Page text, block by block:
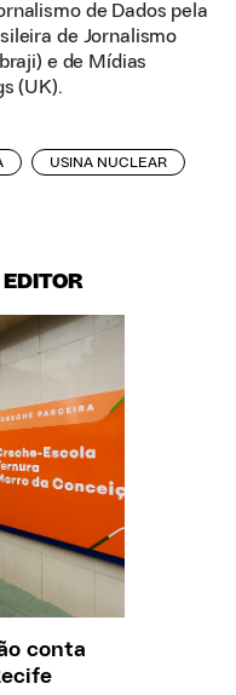
de Dados pela
de Jornalismo
e de Mídias
(UK).
USINA NUCLEAR
conta